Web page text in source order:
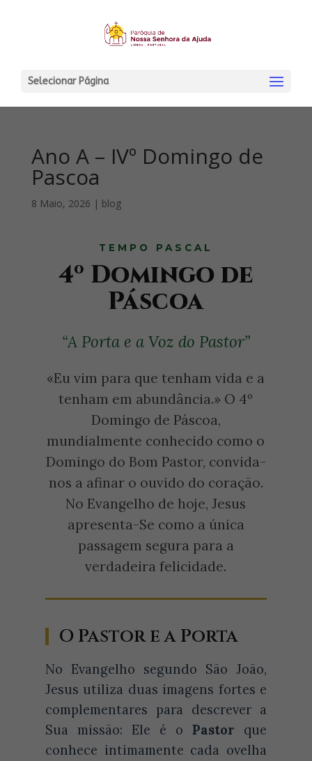
Selecionar Página
Ano A – IVº Domingo de
Pascoa
8 Maio, 2026 | blog
TEMPO PASCAL
4º Domingo de
Páscoa
“A Porta e a Voz do Pastor”
«Eu vim para que tenham vida e a
tenham em abundância.» O 4º
Domingo de Páscoa,
mundialmente conhecido como o
Domingo do Bom Pastor, convida-
nos a afinar o ouvido do coração.
No Evangelho de hoje, Jesus
apresenta-Se como a única
passagem segura para a
verdadeira felicidade.
O Pastor e a Porta
No Evangelho segundo São João,
Jesus utiliza duas imagens fortes e
complementares para descrever a
Sua missão: Ele é oPastor que
conhece intimamente cada ovelha